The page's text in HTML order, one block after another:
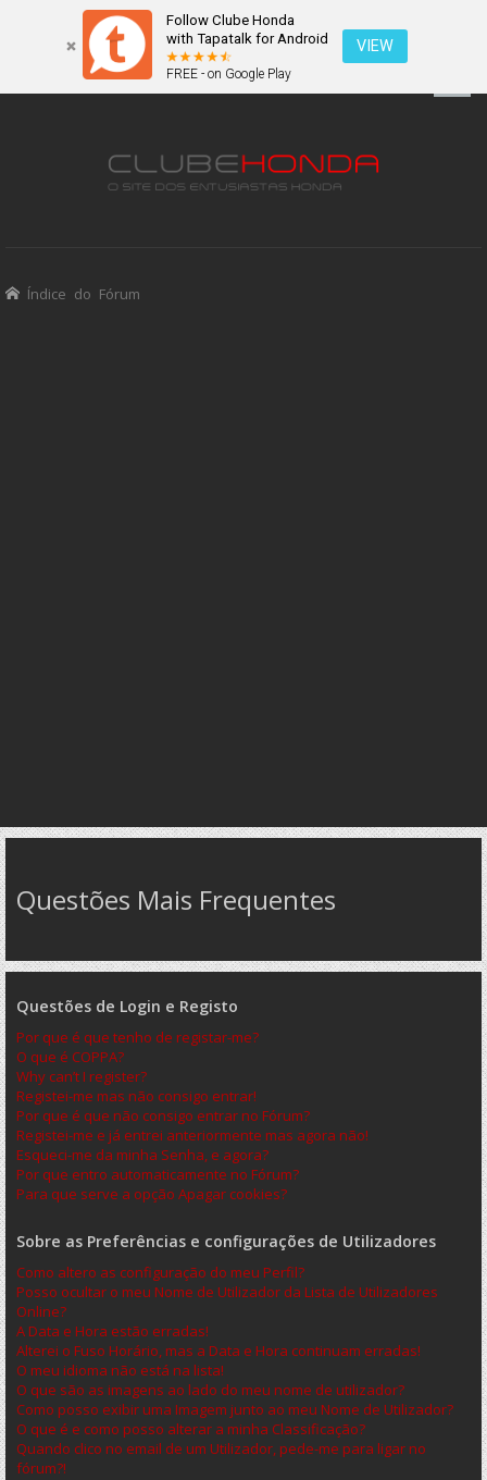
Follow Clube Honda
with Tapatalk for Android
FREE - on Google Play
VIEW
Índice do Fórum
Questões Mais Frequentes
Questões de Login e Registo
Por que é que tenho de registar-me?
O que é COPPA?
Why can’t I register?
Registei-me mas não consigo entrar!
Por que é que não consigo entrar no Fórum?
Registei-me e já entrei anteriormente mas agora não!
Esqueci-me da minha Senha, e agora?
Por que entro automaticamente no Fórum?
Para que serve a opção Apagar cookies?
Sobre as Preferências e configurações de Utilizadores
Como altero as configuração do meu Perfil?
Posso ocultar o meu Nome de Utilizador da Lista de Utilizadores
Online?
A Data e Hora estão erradas!
Alterei o Fuso Horário, mas a Data e Hora continuam erradas!
O meu idioma não está na lista!
O que são as imagens ao lado do meu nome de utilizador?
Como posso exibir uma Imagem junto ao meu Nome de Utilizador?
O que é e como posso alterar a minha Classificação?
Quando clico no email de um Utilizador, pede-me para ligar no
fórum?!